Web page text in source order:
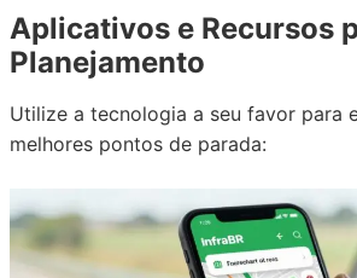
Aplicativos e Recursos
Planejamento
Utilize a tecnologia a seu favor para
melhores pontos de parada: